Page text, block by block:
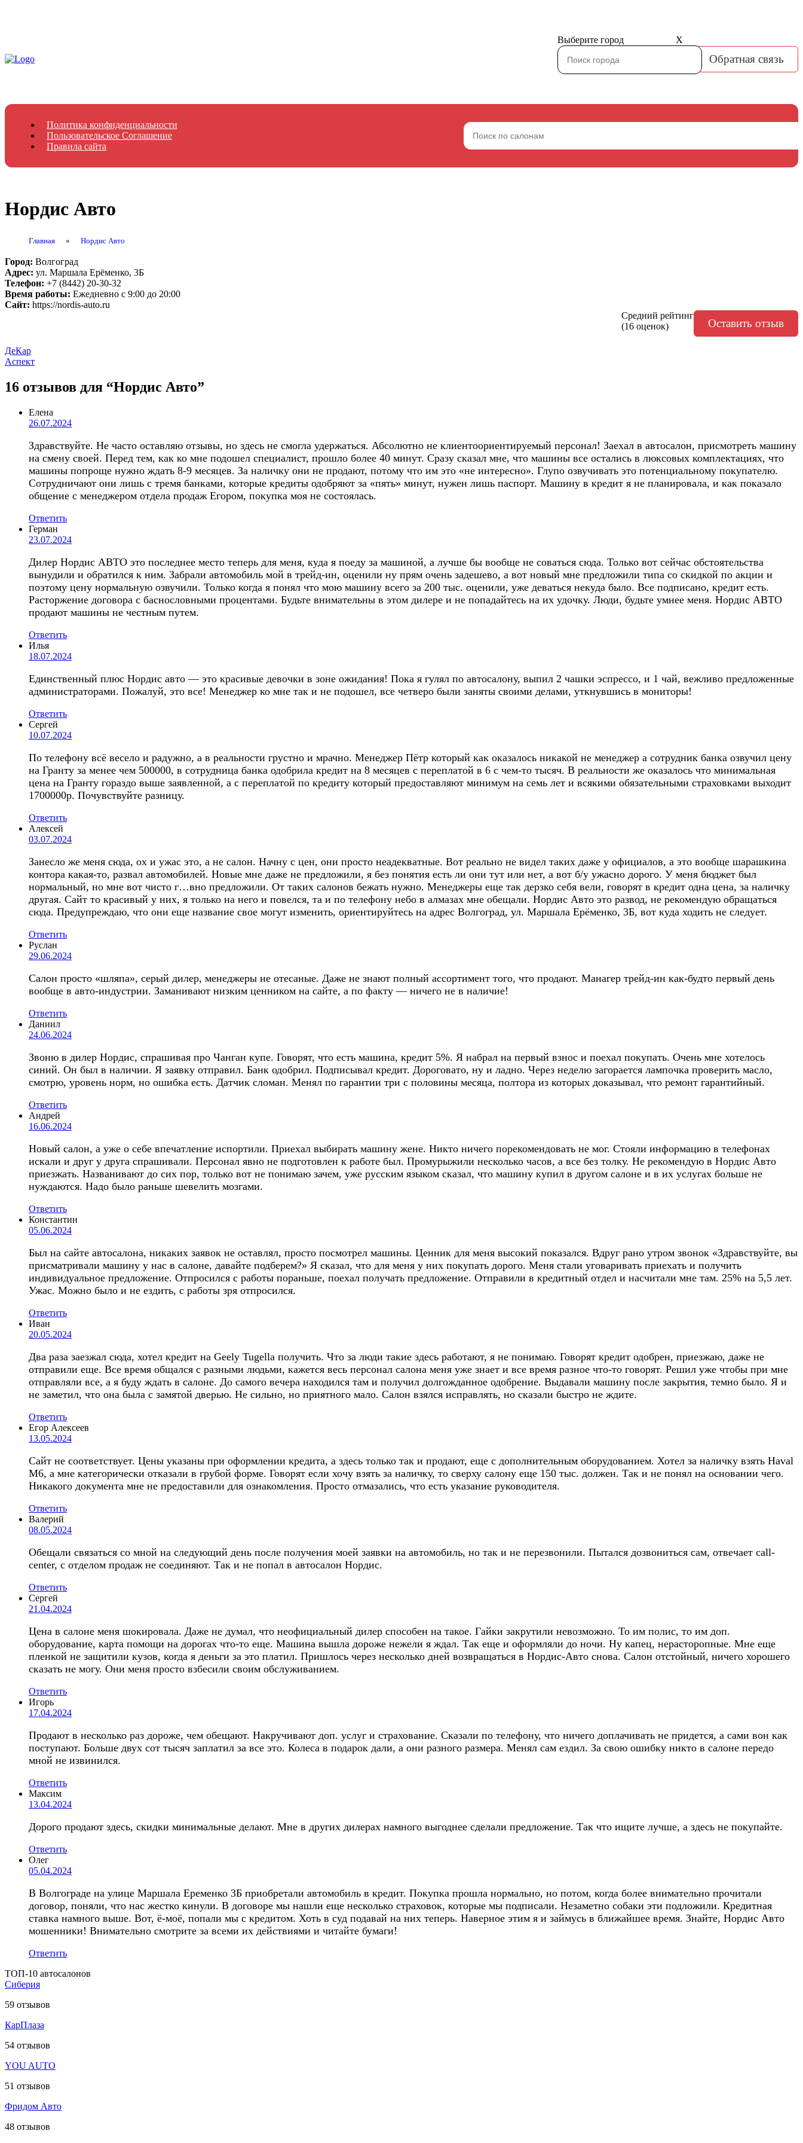
Выберите город X
Обратная связь
Политика конфиденциальности
Пользовательское Соглашение
Правила сайта
Нордис Авто
Главная » Нордис Авто
Город: Волгоград
Адрес: ул. Маршала Ерёменко, 3Б
Телефон: +7 (8442) 20-30-32
Время работы: Ежедневно с 9:00 до 20:00
Сайт: https://nordis-auto.ru
Средний рейтинг
(16 оценок)
Оставить отзыв
Навигация
по
записям
ДеКар
Аспект
16 отзывов для “Нордис Авто”
Елена
26.07.2024
Здравствуйте. Не часто оставляю отзывы, но здесь не смогла удержаться. Абсолютно не клиентоориентируемый персонал! Заехал в автосалон, присмотреть машину
на смену своей. Перед тем, как ко мне подошел специалист, прошло более 40 минут. Сразу сказал мне, что машины все остались в люксовых комплектациях, что
машины попроще нужно ждать 8-9 месяцев. За наличку они не продают, потому что им это «не интересно». Глупо озвучивать это потенциальному покупателю.
Сотрудничают они лишь с тремя банками, которые кредиты одобряют за «пять» минут, нужен лишь паспорт. Машину в кредит я не планировала, и как показало
общение с менеджером отдела продаж Егором, покупка моя не состоялась.
Ответить
Герман
23.07.2024
Дилер Нордис АВТО это последнее место теперь для меня, куда я поеду за машиной, а лучше бы вообще не соваться сюда. Только вот сейчас обстоятельства
вынудили и обратился к ним. Забрали автомобиль мой в трейд-ин, оценили ну прям очень задешево, а вот новый мне предложили типа со скидкой по акции и
поэтому цену нормальную озвучили. Только когда я понял что мою машину всего за 200 тыс. оценили, уже деваться некуда было. Все подписано, кредит есть.
Расторжение договора с баснословными процентами. Будьте внимательны в этом дилере и не попадайтесь на их удочку. Люди, будьте умнее меня. Нордис АВТО
продают машины не честным путем.
Ответить
Илья
18.07.2024
Единственный плюс Нордис авто — это красивые девочки в зоне ожидания! Пока я гулял по автосалону, выпил 2 чашки эспрессо, и 1 чай, вежливо предложенные
администраторами. Пожалуй, это все! Менеджер ко мне так и не подошел, все четверо были заняты своими делами, уткнувшись в мониторы!
Ответить
Сергей
10.07.2024
По телефону всё весело и радужно, а в реальности грустно и мрачно. Менеджер Пётр который как оказалось никакой не менеджер а сотрудник банка озвучил цену
на Гранту за менее чем 500000, в сотрудница банка одобрила кредит на 8 месяцев с переплатой в 6 с чем-то тысяч. В реальности же оказалось что минимальная
цена на Гранту гораздо выше заявленной, а с переплатой по кредиту который предоставляют минимум на семь лет и всякими обязательными страховками выходит
1700000р. Почувствуйте разницу.
Ответить
Алексей
03.07.2024
Занесло же меня сюда, ох и ужас это, а не салон. Начну с цен, они просто неадекватные. Вот реально не видел таких даже у официалов, а это вообще шарашкина
контора какая-то, развал автомобилей. Новые мне даже не предложили, я без понятия есть ли они тут или нет, а вот б/у ужасно дорого. У меня бюджет был
нормальный, но мне вот чисто г…вно предложили. От таких салонов бежать нужно. Менеджеры еще так дерзко себя вели, говорят в кредит одна цена, за наличку
другая. Сайт то красивый у них, я только на него и повелся, та и по телефону небо в алмазах мне обещали. Нордис Авто это развод, не рекомендую обращаться
сюда. Предупреждаю, что они еще название свое могут изменить, ориентируйтесь на адрес Волгоград, ул. Маршала Ерёменко, 3Б, вот куда ходить не следует.
Ответить
Руслан
29.06.2024
Салон просто «шляпа», серый дилер, менеджеры не отесаные. Даже не знают полный ассортимент того, что продают. Манагер трейд-ин как-будто первый день
вообще в авто-индустрии. Заманивают низким ценником на сайте, а по факту — ничего не в наличие!
Ответить
Даниил
24.06.2024
Звоню в дилер Нордис, спрашивая про Чанган купе. Говорят, что есть машина, кредит 5%. Я набрал на первый взнос и поехал покупать. Очень мне хотелось
синий. Он был в наличии. Я заявку отправил. Банк одобрил. Подписывал кредит. Дороговато, ну и ладно. Через неделю загорается лампочка проверить масло,
смотрю, уровень норм, но ошибка есть. Датчик сломан. Менял по гарантии три с половины месяца, полтора из которых доказывал, что ремонт гарантийный.
Ответить
Андрей
16.06.2024
Новый салон, а уже о себе впечатление испортили. Приехал выбирать машину жене. Никто ничего порекомендовать не мог. Стояли информацию в телефонах
искали и друг у друга спрашивали. Персонал явно не подготовлен к работе был. Промурыжили несколько часов, а все без толку. Не рекомендую в Нордис Авто
приезжать. Названивают до сих пор, только вот не понимаю зачем, уже русским языком сказал, что машину купил в другом салоне и в их услугах больше не
нуждаются. Надо было раньше шевелить мозгами.
Ответить
Константин
05.06.2024
Был на сайте автосалона, никаких заявок не оставлял, просто посмотрел машины. Ценник для меня высокий показался. Вдруг рано утром звонок «Здравствуйте, вы
присматривали машину у нас в салоне, давайте подберем?» Я сказал, что для меня у них покупать дорого. Меня стали уговаривать приехать и получить
индивидуальное предложение. Отпросился с работы пораньше, поехал получать предложение. Отправили в кредитный отдел и насчитали мне там. 25% на 5,5 лет.
Ужас. Можно было и не ездить, с работы зря отпросился.
Ответить
Иван
20.05.2024
Два раза заезжал сюда, хотел кредит на Geely Tugella получить. Что за люди такие здесь работают, я не понимаю. Говорят кредит одобрен, приезжаю, даже не
отправили еще. Все время общался с разными людьми, кажется весь персонал салона меня уже знает и все время разное что-то говорят. Решил уже чтобы при мне
отправляли все, а я буду ждать в салоне. До самого вечера находился там и получил долгожданное одобрение. Выдавали машину после закрытия, темно было. Я и
не заметил, что она была с замятой дверью. Не сильно, но приятного мало. Салон взялся исправлять, но сказали быстро не ждите.
Ответить
Егор Алексеев
13.05.2024
Сайт не соответствует. Цены указаны при оформлении кредита, а здесь только так и продают, еще с дополнительным оборудованием. Хотел за наличку взять Haval
М6, а мне категорически отказали в грубой форме. Говорят если хочу взять за наличку, то сверху салону еще 150 тыс. должен. Так и не понял на основании чего.
Никакого документа мне не предоставили для ознакомления. Просто отмазались, что есть указание руководителя.
Ответить
Валерий
08.05.2024
Обещали связаться со мной на следующий день после получения моей заявки на автомобиль, но так и не перезвонили. Пытался дозвониться сам, отвечает call-
center, с отделом продаж не соединяют. Так и не попал в автосалон Нордис.
Ответить
Сергей
21.04.2024
Цена в салоне меня шокировала. Даже не думал, что неофициальный дилер способен на такое. Гайки закрутили невозможно. То им полис, то им доп.
оборудование, карта помощи на дорогах что-то еще. Машина вышла дороже нежели я ждал. Так еще и оформляли до ночи. Ну капец, нерасторопные. Мне еще
пленкой не защитили кузов, когда я деньги за это платил. Пришлось через несколько дней возвращаться в Нордис-Авто снова. Салон отстойный, ничего хорошего
сказать не могу. Они меня просто взбесили своим обслуживанием.
Ответить
Игорь
17.04.2024
Продают в несколько раз дороже, чем обещают. Накручивают доп. услуг и страхование. Сказали по телефону, что ничего доплачивать не придется, а сами вон как
поступают. Больше двух сот тысяч заплатил за все это. Колеса в подарок дали, а они разного размера. Менял сам ездил. За свою ошибку никто в салоне передо
мной не извинился.
Ответить
Максим
13.04.2024
Дорого продают здесь, скидки минимальные делают. Мне в других дилерах намного выгоднее сделали предложение. Так что ищите лучше, а здесь не покупайте.
Ответить
Олег
05.04.2024
В Волгограде на улице Маршала Еременко 3Б приобретали автомобиль в кредит. Покупка прошла нормально, но потом, когда более внимательно прочитали
договор, поняли, что нас жестко кинули. В договоре мы нашли еще несколько страховок, которые мы подписали. Незаметно собаки эти подложили. Кредитная
ставка намного выше. Вот, ё-моё, попали мы с кредитом. Хоть в суд подавай на них теперь. Наверное этим я и займусь в ближайшее время. Знайте, Нордис Авто
мошенники! Внимательно смотрите за всеми их действиями и читайте бумаги!
Ответить
ТОП-10 автосалонов
Сиберия
59 отзывов
КарПлаза
54 отзывов
YOU AUTO
51 отзывов
Фридом Авто
48 отзывов